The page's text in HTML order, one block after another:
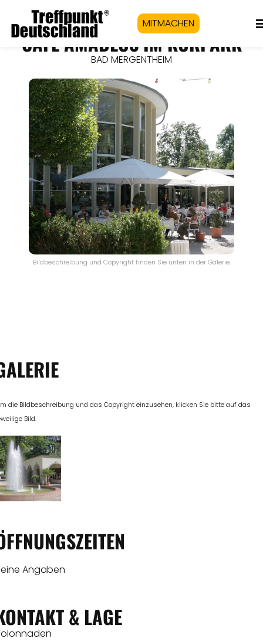
MITMACHEN
CAFÉ AMADEUS IM KURPARK
BAD MERGENTHEIM
Bildbeschreibung und Copyright finden Sie unten in der Galerie.
die Bildbeschreibung und das Copyright einzusehen, klicken Sie bitte auf das
Bild.
Angaben
& LAGE